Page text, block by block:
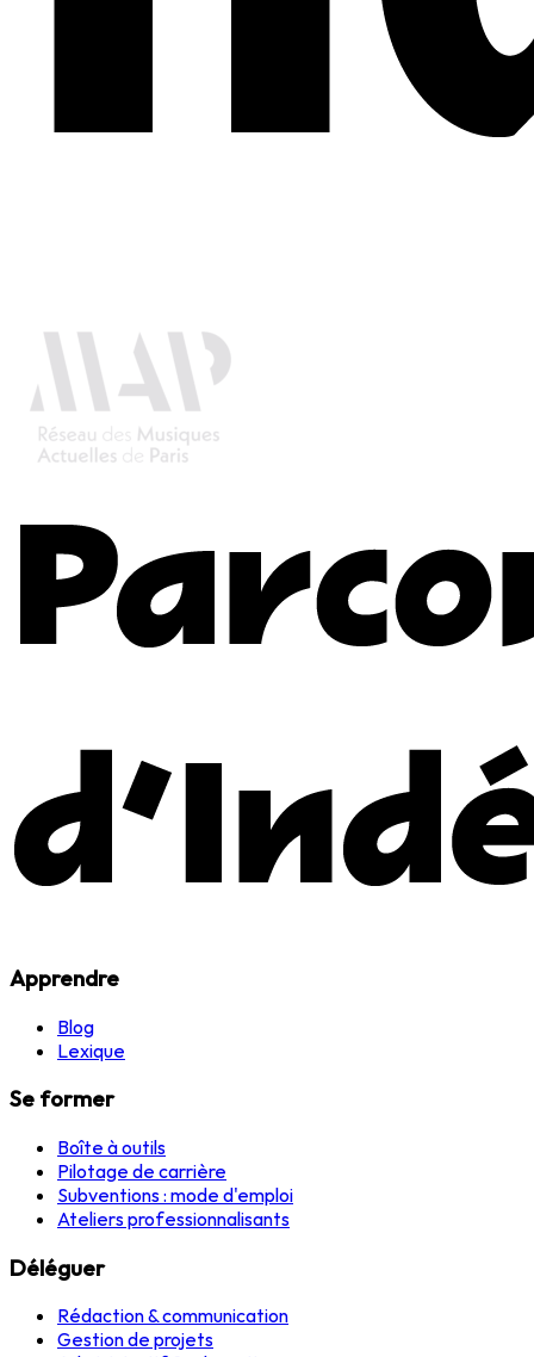
Apprendre
Blog
Lexique
Se former
Boîte à outils
Pilotage de carrière
Subventions : mode d'emploi
Ateliers professionnalisants
Déléguer
Rédaction & communication
Gestion de projets